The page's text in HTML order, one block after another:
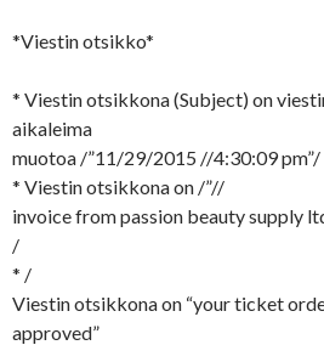
*Viestin otsikko*
* Viestin otsikkona (Subject) on
aikaleima
muotoa /”11/29/2015 //4:30:09 pm”/
* Viestin otsikkona on /”//
invoice from passion beauty supply
/
* /
Viestin otsikkona on “your ticket
approved”